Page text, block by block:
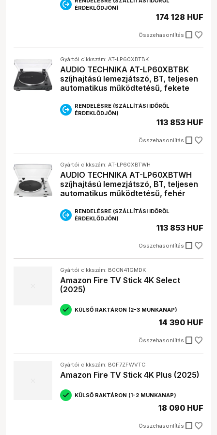
médialejátszónál?
a TV-hez való csatlakozáshoz
Ez nagyban függ az igényeidtől és a pénztárcádtól.
Az Apple, a Sony és a Panasonic a prémium
kategóriát képviselik, míg a Xiaomi remek ár-érték
arányt kínál.
ÉRDEKLŐDJÖN)
Összehasonlítás check_box_outline_blank
174 128 HUF
Gyártói cikkszám: AT-LP60XBTBK
AUDIO TECHNIKA AT-LP60XBTBK
szíjhajtású lemezjátszó, BT, teljesen
automatikus működtetésű, fekete
RENDELÉSRE (SZÁLLÍTÁSI IDŐRŐL
ÉRDEKLŐDJÖN)
Összehasonlítás check_box_outline_blank
113 853 HUF
Gyártói cikkszám: AT-LP60XBTWH
AUDIO TECHNIKA AT-LP60XBTWH
szíjhajtású lemezjátszó, BT, teljesen
automatikus működtetésű, fehér
RENDELÉSRE (SZÁLLÍTÁSI IDŐRŐL
ÉRDEKLŐDJÖN)
Összehasonlítás check_box_outline_blank
113 853 HUF
Gyártói cikkszám: B0CN41GMDK
Amazon Fire TV Stick 4K Select
(2025)
KÜLSŐ RAKTÁRON (2-3 MUNKANAP)
Összehasonlítás check_box_outline_blank
14 390 HUF
Gyártói cikkszám: B0F7ZFWVTC
Amazon Fire TV Stick 4K Plus (2025)
KÜLSŐ RAKTÁRON (1-2 MUNKANAP)
Összehasonlítás check_box_outline_blank
18 090 HUF